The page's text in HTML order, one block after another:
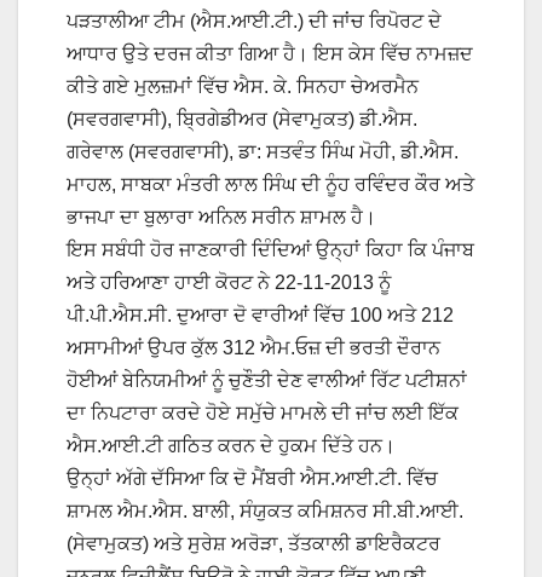
ਪੜਤਾਲੀਆ ਟੀਮ (ਐਸ.ਆਈ.ਟੀ.) ਦੀ ਜਾਂਚ ਰਿਪੋਰਟ ਦੇ
ਆਧਾਰ ਉਤੇ ਦਰਜ ਕੀਤਾ ਗਿਆ ਹੈ। ਇਸ ਕੇਸ ਵਿੱਚ ਨਾਮਜ਼ਦ
ਕੀਤੇ ਗਏ ਮੁਲਜ਼ਮਾਂ ਵਿੱਚ ਐਸ. ਕੇ. ਸਿਨਹਾ ਚੇਅਰਮੈਨ
(ਸਵਰਗਵਾਸੀ), ਬ੍ਰਿਗੇਡੀਅਰ (ਸੇਵਾਮੁਕਤ) ਡੀ.ਐਸ.
ਗਰੇਵਾਲ (ਸਵਰਗਵਾਸੀ), ਡਾ: ਸਤਵੰਤ ਸਿੰਘ ਮੋਹੀ, ਡੀ.ਐਸ.
ਮਾਹਲ, ਸਾਬਕਾ ਮੰਤਰੀ ਲਾਲ ਸਿੰਘ ਦੀ ਨੂੰਹ ਰਵਿੰਦਰ ਕੌਰ ਅਤੇ
ਭਾਜਪਾ ਦਾ ਬੁਲਾਰਾ ਅਨਿਲ ਸਰੀਨ ਸ਼ਾਮਲ ਹੈ।
ਇਸ ਸਬੰਧੀ ਹੋਰ ਜਾਣਕਾਰੀ ਦਿੰਦਿਆਂ ਉਨ੍ਹਾਂ ਕਿਹਾ ਕਿ ਪੰਜਾਬ
ਅਤੇ ਹਰਿਆਣਾ ਹਾਈ ਕੋਰਟ ਨੇ 22-11-2013 ਨੂੰ
ਪੀ.ਪੀ.ਐਸ.ਸੀ. ਦੁਆਰਾ ਦੋ ਵਾਰੀਆਂ ਵਿੱਚ 100 ਅਤੇ 212
ਅਸਾਮੀਆਂ ਉਪਰ ਕੁੱਲ 312 ਐਮ.ਓਜ਼ ਦੀ ਭਰਤੀ ਦੌਰਾਨ
ਹੋਈਆਂ ਬੇਨਿਯਮੀਆਂ ਨੂੰ ਚੁਣੌਤੀ ਦੇਣ ਵਾਲੀਆਂ ਰਿੱਟ ਪਟੀਸ਼ਨਾਂ
ਦਾ ਨਿਪਟਾਰਾ ਕਰਦੇ ਹੋਏ ਸਮੁੱਚੇ ਮਾਮਲੇ ਦੀ ਜਾਂਚ ਲਈ ਇੱਕ
ਐਸ.ਆਈ.ਟੀ ਗਠਿਤ ਕਰਨ ਦੇ ਹੁਕਮ ਦਿੱਤੇ ਹਨ।
ਉਨ੍ਹਾਂ ਅੱਗੇ ਦੱਸਿਆ ਕਿ ਦੋ ਮੈਂਬਰੀ ਐਸ.ਆਈ.ਟੀ. ਵਿੱਚ
ਸ਼ਾਮਲ ਐਮ.ਐਸ. ਬਾਲੀ, ਸੰਯੁਕਤ ਕਮਿਸ਼ਨਰ ਸੀ.ਬੀ.ਆਈ.
(ਸੇਵਾਮੁਕਤ) ਅਤੇ ਸੁਰੇਸ਼ ਅਰੋੜਾ, ਤੱਤਕਾਲੀ ਡਾਇਰੈਕਟਰ